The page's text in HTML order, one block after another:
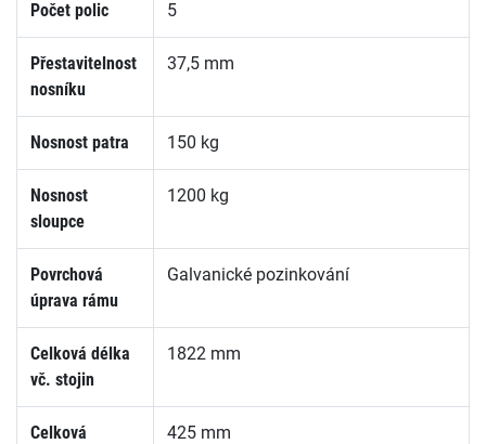
Počet polic 5
Přestavitelnost
nosníku
37,5 mm
Nosnost patra 150 kg
Nosnost
sloupce
1200 kg
Povrchová
úprava rámu
Galvanické pozinkování
Celková délka
vč. stojin
1822 mm
Celková
425 mm